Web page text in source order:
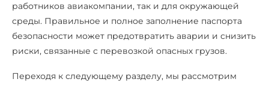
работников авиакомпании, так и для окружающей
среды. Правильное и полное заполнение паспорта
безопасности может предотвратить аварии и снизить
риски, связанные с перевозкой опасных грузов.
Переходя к следующему разделу, мы рассмотрим